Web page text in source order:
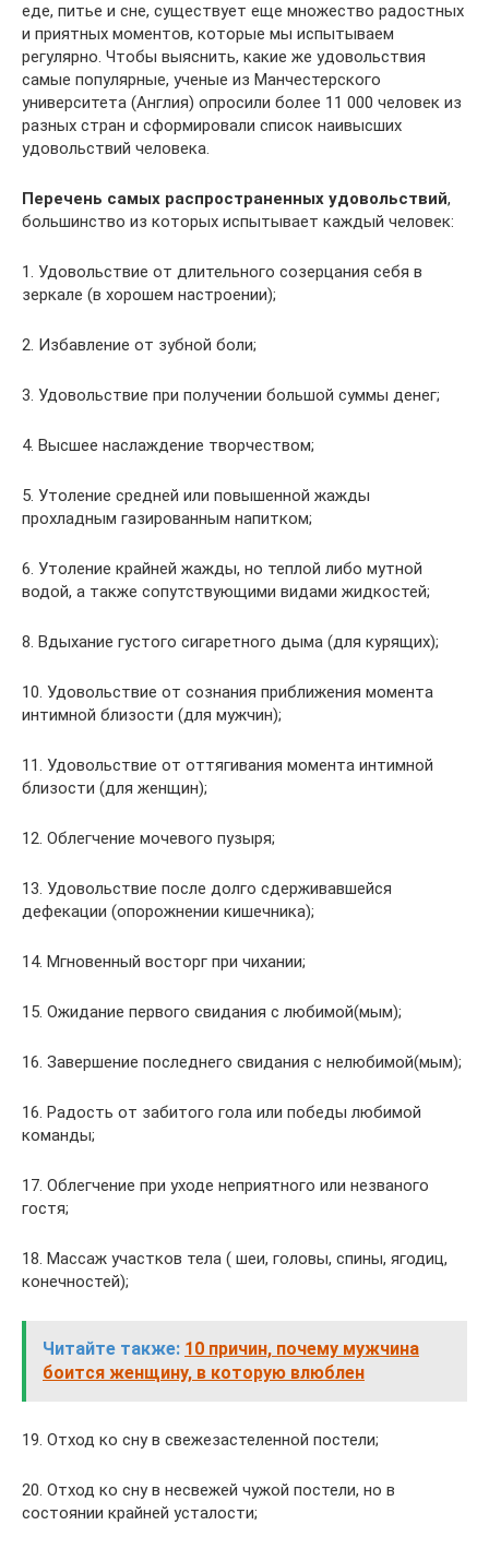
еде, питье и сне, существует еще множество радостных
и приятных моментов, которые мы испытываем
регулярно. Чтобы выяснить, какие же удовольствия
самые популярные, ученые из Манчестерского
университета (Англия) опросили более 11 000 человек из
разных стран и сформировали список наивысших
удовольствий человека.
Перечень самых распространенных удовольствий,
большинство из которых испытывает каждый человек:
1. Удовольствие от длительного созерцания себя в
зеркале (в хорошем настроении);
2. Избавление от зубной боли;
3. Удовольствие при получении большой суммы денег;
4. Высшее наслаждение творчеством;
5. Утоление средней или повышенной жажды
прохладным газированным напитком;
6. Утоление крайней жажды, но теплой либо мутной
водой, а также сопутствующими видами жидкостей;
8. Вдыхание густого сигаретного дыма (для курящих);
10. Удовольствие от сознания приближения момента
интимной близости (для мужчин);
11. Удовольствие от оттягивания момента интимной
близости (для женщин);
12. Облегчение мочевого пузыря;
13. Удовольствие после долго сдерживавшейся
дефекации (опорожнении кишечника);
14. Мгновенный восторг при чихании;
15. Ожидание первого свидания с любимой(мым);
16. Завершение последнего свидания с нелюбимой(мым);
16. Радость от забитого гола или победы любимой
команды;
17. Облегчение при уходе неприятного или незваного
гостя;
18. Массаж участков тела ( шеи, головы, спины, ягодиц,
конечностей);
Читайте также: 10 причин, почему мужчина
боится женщину, в которую влюблен
19. Отход ко сну в свежезастеленной постели;
20. Отход ко сну в несвежей чужой постели, но в
состоянии крайней усталости;